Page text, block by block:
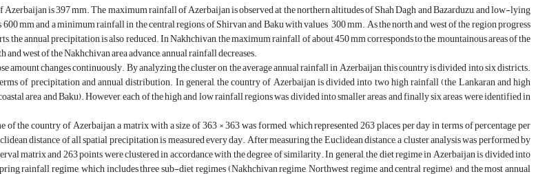
is 397 mm. The maximum rainfall of Azerbaijan is observed at the northern altitudes of Shah Dagh and Bazarduzu, and low-lying
mm and a minimum rainfall in the central regions of Shirvan and Baku with values 300 mm. As the north and west of the region progress
the annual precipitation is also reduced. In Nakhchivan, the maximum rainfall of about 450 mm corresponds to the mountainous areas of the
and west of the Nakhchivan area advance, annual rainfall decreases.
amount changes continuously. By analyzing the cluster on the average annual rainfall in Azerbaijan, this country is divided into six districts.
of precipitation and annual distribution. In general, the country of Azerbaijan is divided into two high rainfall (the Lankaran and high
area and Baku). However, each of the high and low rainfall regions was divided into smaller areas and finally six areas were identified in
the country of Azerbaijan, a matrix with a size of 363 × 363 was formed, which represented 263 places per day in terms of percentage per
distance of all spatial precipitation is measured every day. After measuring the Euclidean distance, a cluster analysis was performed by
matrix and 263 points were clustered in accordance with the degree of similarity. In general, the diet regime in Azerbaijan is divided into
rainfall regime, which includes three sub-diet regimes (Nakhchivan regime, Northwest regime and central regime), and the most annual